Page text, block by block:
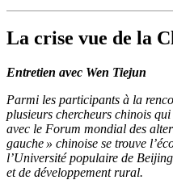
La crise vue de la
Entretien avec Wen Tiejun
Parmi les participants à la
plusieurs chercheurs chinois
avec le Forum mondial des
gauche » chinoise se trouve
l’Université populaire de
et de développement rural.